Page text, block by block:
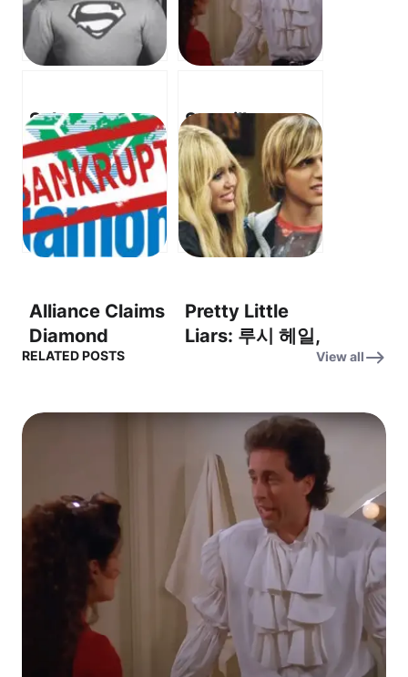
Selena Gomez
& Benny Blanco
– Single Soon
Sturgill
Simpson with
Dead &
Company –
Morning Dew –
새벽 이슬
Alliance Claims
Diamond
Bankruptcy
“Rigged From
산 경매에 대한
Alliance의 주장
Pretty Little
Liars: 루시 헤일,
꿈을 향한 도전 –
for Hannah
Montana.”
RELATED POSTS View all